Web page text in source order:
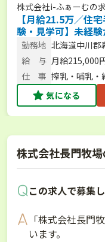
株式会社i-ふぁーむの
【月給21.5万／住
験・見学可】未経
育・6次化まで幅広
緒に牧場を盛り上げ
勤務地 北海道中川郡
給 与 月給215,000
仕 事 搾乳・哺乳・
酪農体験サポ
気になる
株式会社長門牧
この求人で募集
「株式会社長門
います。